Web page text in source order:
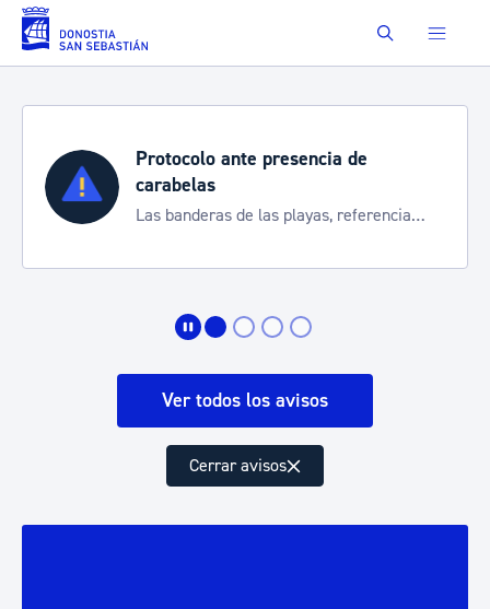
Saltar al contenido principal Buscar
Semana Grande 2026
Cortes de tráfico y servicios
de transporte
Ver todos los avisos
Cerrar avisos